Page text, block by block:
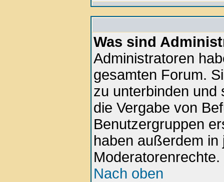
Was sind
Administratoren
gesamten Forum.
zu unterbinden und
die Vergabe von
Benutzergruppen
haben außerdem
Moderatorenrechte.
Nach oben